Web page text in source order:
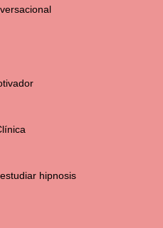
hipnosis